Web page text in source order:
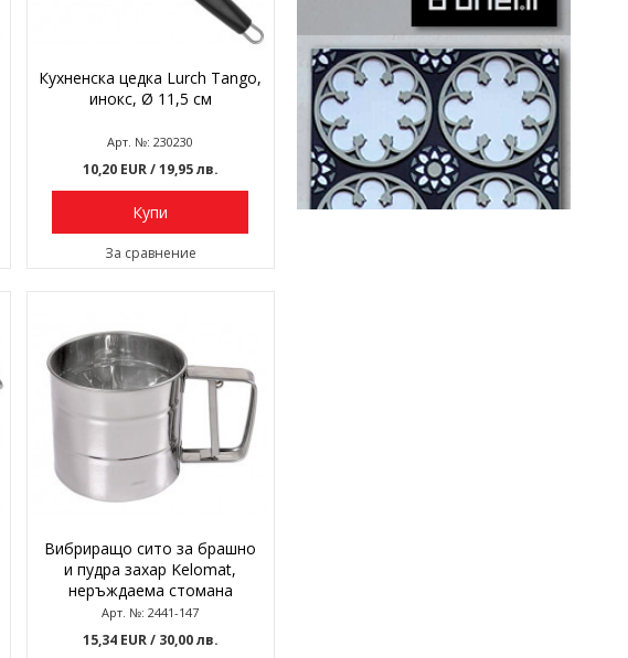
Кухненска цедка Lurch Tango,
инокс, Ø 11,5 см
Арт. №: 230230
10,20 EUR/ 19,95 лв.
Купи
За сравнение
Вибриращо сито за брашно
и пудра захар Kelomat,
неръждаема стомана
Арт. №: 2441-147
15,34 EUR/ 30,00 лв.